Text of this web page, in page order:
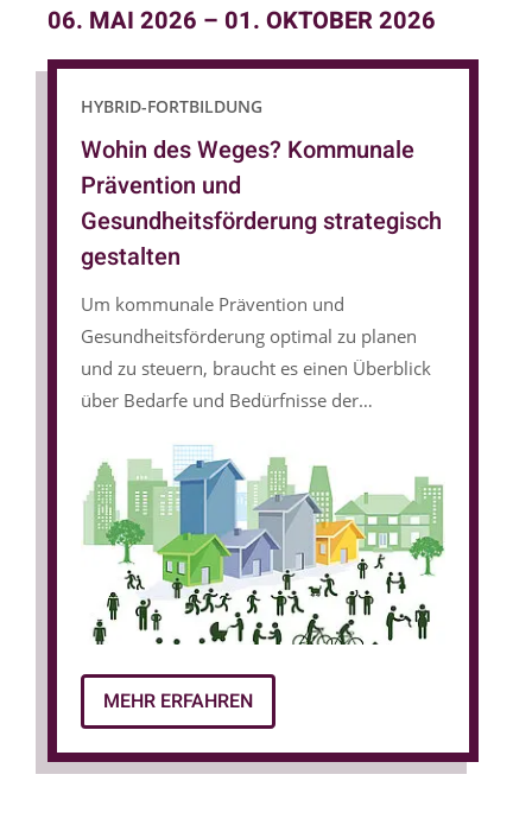
06. MAI 2026 – 01. OKTOBER 2026
HYBRID-FORTBILDUNG
Wohin des Weges? Kommunale
Prävention und
Gesundheitsförderung strategisch
gestalten
Um kommunale Prävention und
Gesundheitsförderung optimal zu planen
und zu steuern, braucht es einen Überblick
über Bedarfe und Bedürfnisse der
Quo und die Einnahme verschiedener
Perspektiven – wie zum Beispiel die der
Dialoggruppe selbst (Kinder,
Alleinerziehende, Senior:innen etc.) –
ermöglichen erst eine nachhaltige Struktur-
und Angebotsentwicklung.
MEHR ERFAHREN